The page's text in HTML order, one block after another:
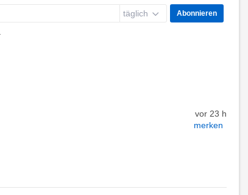
täglich Abonnieren
vor 23 h
merken